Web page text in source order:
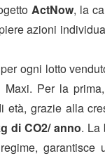
ActNow, la
azioni
per ogni lotto
Per la
età, grazie alla
di CO2/ anno. La
garantisce